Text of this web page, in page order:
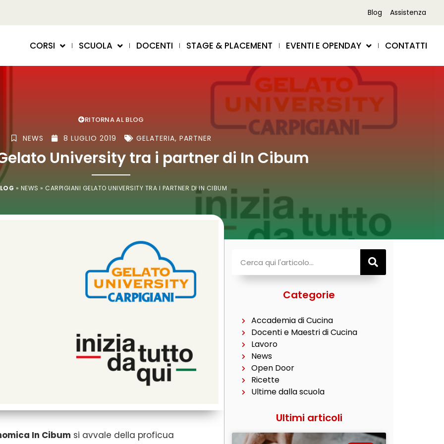
Blog Assistenza
CORSI SCUOLA DOCENTI STAGE & PLACEMENT EVENTI E OPENDAY CONTATTI
RITORNA AL BLOG
NEWS 8 LUGLIO 2019 GELATERIA, PARTNER
University tra i partner di In Cibum
» NEWS » CARPIGIANI GELATO UNIVERSITY TRA I PARTNER DI IN CIBUM
In Cibum si avvale della proficua
Categorie
Accademia di Cucina
Docenti e Maestri di Cucina
Lavoro
News
Open Door
Ricette
Ultime dalla scuola
Ultimi articoli